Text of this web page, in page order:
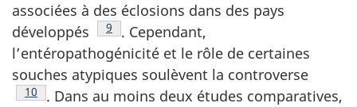
associées à des éclosions dans des pays
développés
Note de bas de page
9
. Cependant,
l’entéropathogénicité et le rôle de certaines
souches atypiques soulèvent la controverse
Note de bas de page
10
. Dans au moins deux études comparatives,